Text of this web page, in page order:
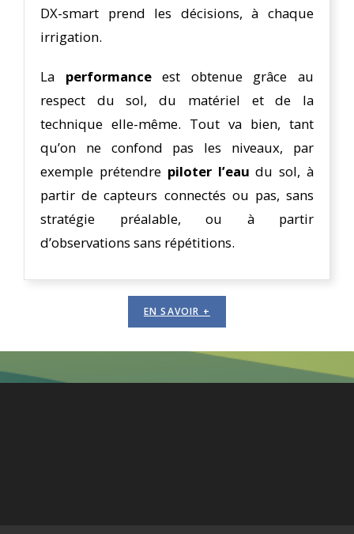
DX-smart prend les décisions, à chaque
irrigation.
La performanceest obtenue grâce au
respect du sol, du matériel et de la
technique elle-même. Tout va bien, tant
qu’on ne confond pas les niveaux, par
exemple prétendre piloter l’eau du sol, à
partir de capteurs connectés ou pas, sans
stratégie préalable, ou à partir
d’observations sans répétitions.
EN SAVOIR +